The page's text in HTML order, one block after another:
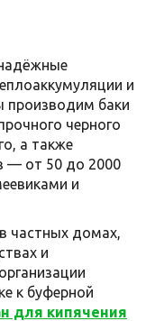
и
производим баки
черного
а также
— от 50 до 2000
и
частных домах,
и
к буферной
для кипячения